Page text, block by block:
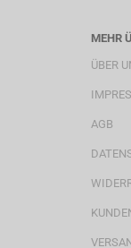
MEHR
ÜBER
AGB